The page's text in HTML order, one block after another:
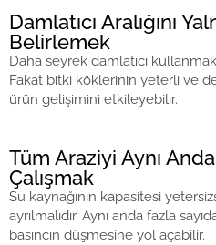
Damlatıcı Aralığını
Belirlemek
Daha seyrek damlatıcı
Fakat bitki köklerinin yeterli ve
ürün gelişimini etkileyebilir.
Tüm Araziyi Aynı
Çalışmak
Su kaynağının kapasitesi
ayrılmalıdır. Aynı anda fazla
basıncın düşmesine yol açabilir.